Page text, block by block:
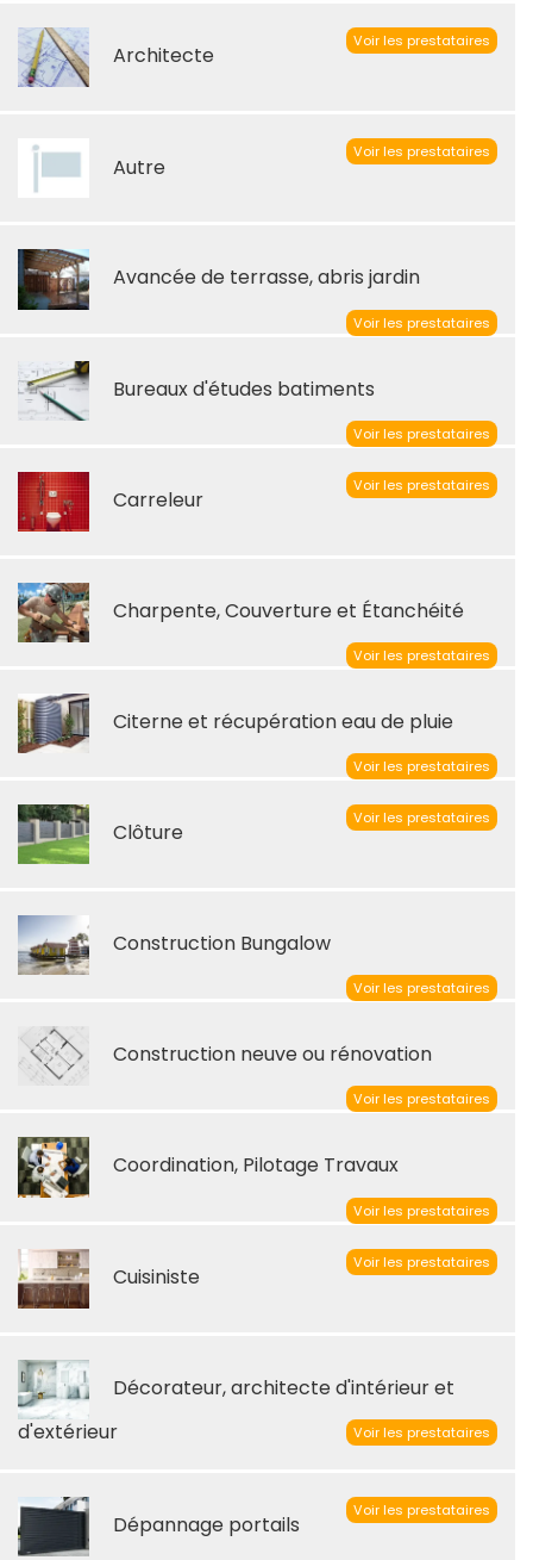
Architecte
Voir les prestataires
Autre
Voir les prestataires
Avancée de terrasse, abris jardin
Voir les prestataires
Bureaux d'études batiments
Voir les prestataires
Carreleur
Voir les prestataires
Charpente, Couverture et Étanchéité
Voir les prestataires
Citerne et récupération eau de pluie
Voir les prestataires
Clôture
Voir les prestataires
Construction Bungalow
Voir les prestataires
Construction neuve ou rénovation
Voir les prestataires
Coordination, Pilotage Travaux
Voir les prestataires
Cuisiniste
Voir les prestataires
Décorateur, architecte d'intérieur et
d'extérieur
Voir les prestataires
Dépannage portails
Voir les prestataires